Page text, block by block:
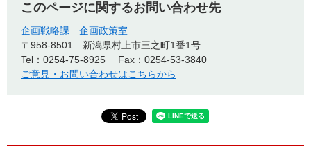
このページに関するお問い合わせ先
企画戦略課
企画政策室
〒958-8501
新潟県村上市三之町1番1号
Tel：0254-75-8925
Fax：0254-53-3840
ご意見・お問い合わせはこちらから